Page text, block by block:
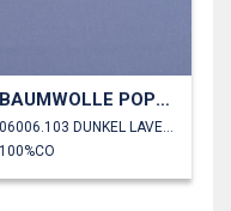
BAUMWOLLE POPELINE
100%CO